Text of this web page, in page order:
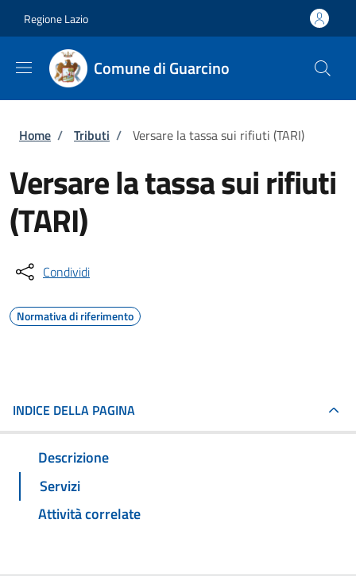
Regione Lazio
Comune di Guarcino
Briciole di pane
Home / Tributi / Versare la tassa sui rifiuti (TARI)
Versare la tassa sui rifiuti
(TARI)
Condividi
Normativa di riferimento
INDICE DELLA PAGINA
Descrizione
Servizi
Attività correlate